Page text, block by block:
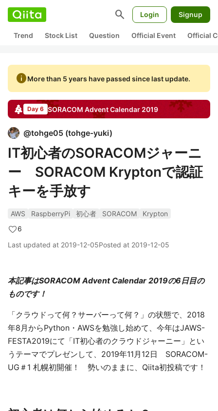
search Login Signup
Trend Stock List Question Official Event Official
infoMore than 5 years have passed since last update.
Day 6 SORACOM Advent Calendar 2019
@tohge05 (tohge-yuki)
IT初心者のSORACOMジャーニ
ー SORACOM Kryptonで認証
キーを手放す
AWS RaspberryPi 初心者 SORACOM
Krypton
6
Last updated at 2019-12-05Posted at 2019-12-05
本記事はSORACOM Advent Calendar 2019の6日目の
ものです！
「クラウドって何？サーバーって何？」の状態で、2018
年8月からPython・AWSを勉強し始めて、今年はJAWS-
FESTA2019にて「IT初心者のクラウドジャーニー」とい
うテーマでプレゼンして、2019年11月12日 SORACOM-
UG＃1 札幌初開催！ 勢いのままに、Qiita初投稿です！